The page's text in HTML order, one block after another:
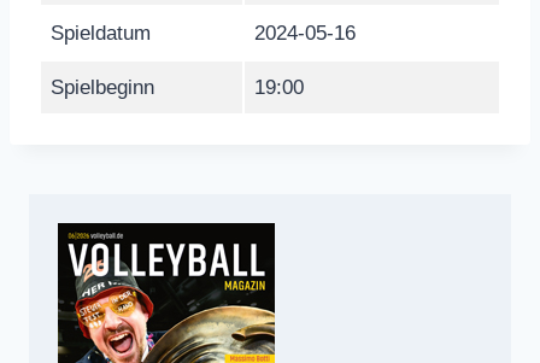
Spieldatum 2024-05-16
Spielbeginn 19:00